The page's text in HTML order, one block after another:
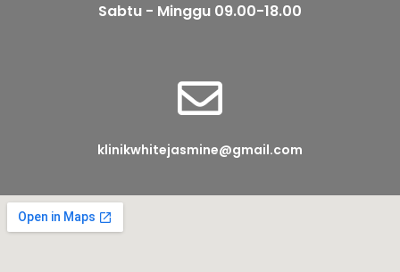
Sabtu - Minggu 09.00-18.00
klinikwhitejasmine@gmail.com